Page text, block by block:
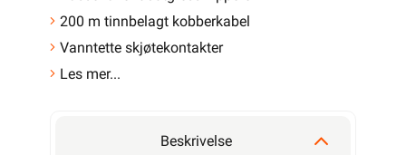
200 m tinnbelagt kobberkabel
Vanntette skjøtekontakter
Les mer...
Beskrivelse